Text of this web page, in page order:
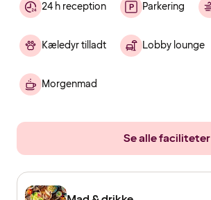
24 h reception Parkering
Kæledyr tilladt Lobby lounge
Morgenmad
Se alle faciliteter